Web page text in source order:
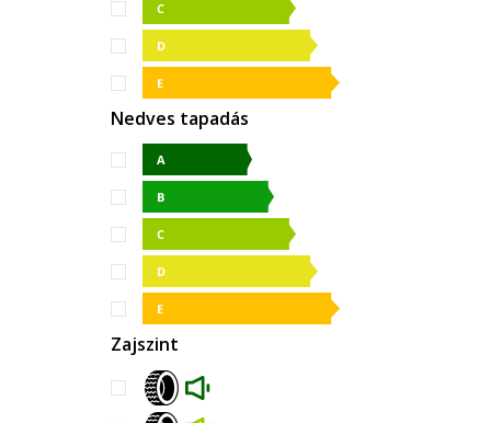
Nedves tapadás
Zajszint